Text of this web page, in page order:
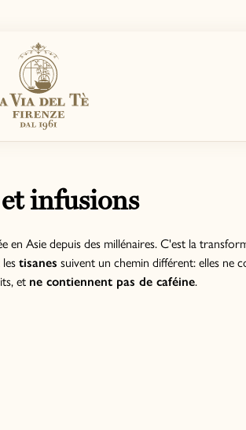
infusions
en Asie depuis des millénaires. C'est la
tisanes suivent un chemin différent: elles ne
et ne contiennent pas de caféine.